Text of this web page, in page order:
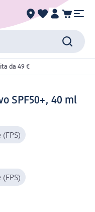
da 49 €
SPF50+, 40 ml